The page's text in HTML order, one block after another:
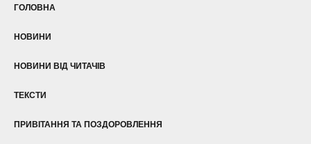
ГОЛОВНА
НОВИНИ
НОВИНИ ВІД ЧИТАЧІВ
ТЕКСТИ
ПРИВІТАННЯ ТА ПОЗДОРОВЛЕННЯ